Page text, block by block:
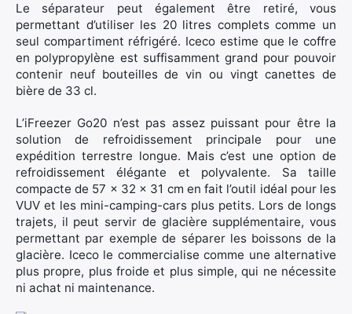
Le séparateur peut également être retiré, vous
permettant d’utiliser les 20 litres complets comme un
seul compartiment réfrigéré. Iceco estime que le coffre
en polypropylène est suffisamment grand pour pouvoir
contenir neuf bouteilles de vin ou vingt canettes de
bière de 33 cl.
L’iFreezer Go20 n’est pas assez puissant pour être la
solution de refroidissement principale pour une
expédition terrestre longue. Mais c’est une option de
refroidissement élégante et polyvalente. Sa taille
compacte de 57 x 32 x 31 cm en fait l’outil idéal pour les
VUV et les mini-camping-cars plus petits. Lors de longs
trajets, il peut servir de glacière supplémentaire, vous
permettant par exemple de séparer les boissons de la
glacière. Iceco le commercialise comme une alternative
plus propre, plus froide et plus simple, qui ne nécessite
ni achat ni maintenance.